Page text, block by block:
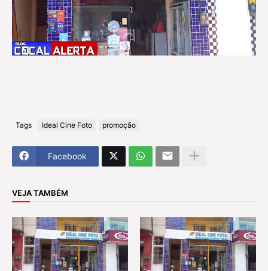
Tags Ideal Cine Foto promoção
Facebook
VEJA TAMBÉM